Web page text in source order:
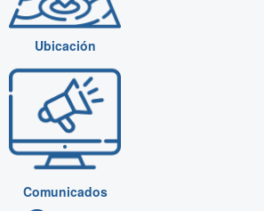
Ubicación
Comunicados